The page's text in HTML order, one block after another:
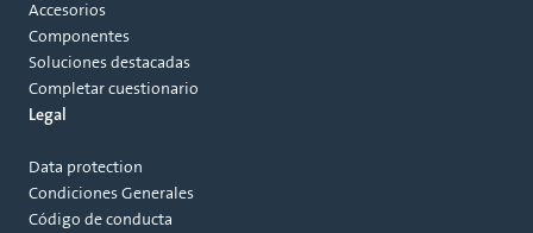
Accesorios
Componentes
Soluciones destacadas
Completar cuestionario
Legal
Data protection
Condiciones Generales
Código de conducta